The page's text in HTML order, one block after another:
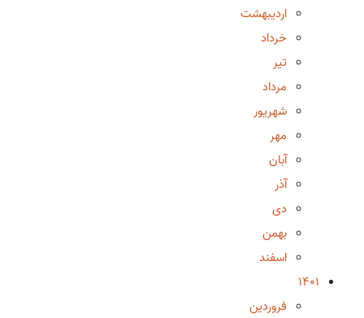
اردیبهشت
خرداد
تیر
مرداد
شهریور
مهر
آبان
آذر
دی
بهمن
اسفند
1401
فروردین